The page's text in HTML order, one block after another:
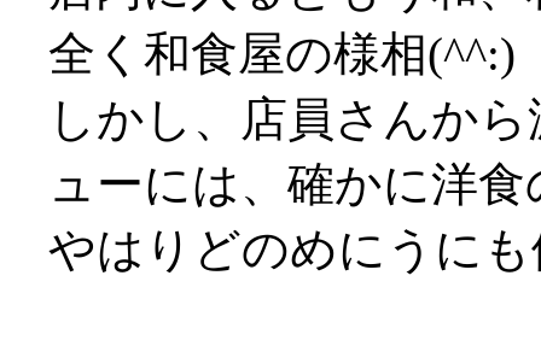
全く和食屋の様相(^^:)
しかし、店員さんか
ューには、確かに洋
やはりどのめにうに